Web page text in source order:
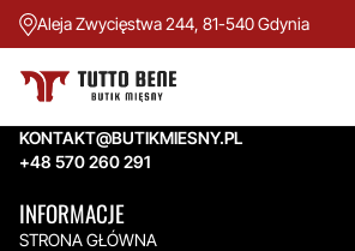
Aleja Zwycięstwa 244, 81-540 Gdynia
TUTTO BENE BUTIK MIĘSNY
Aleja Zwycięstwa 244,
KONTAKT@BUTIKMIESNY.PL
+48 570 260 291
INFORMACJE
STRONA GŁÓWNA